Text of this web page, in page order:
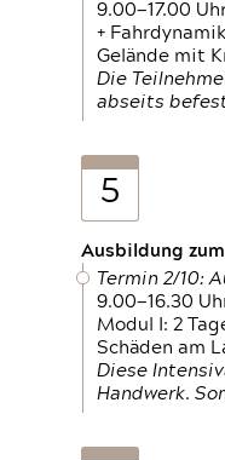
9.00—17.00
+
Gelände mit
Die
abseits
5
Ausbildung
Termin 2/10:
9.00—16.30
Modul I: 2
Schäden am
Diese
Handwerk.